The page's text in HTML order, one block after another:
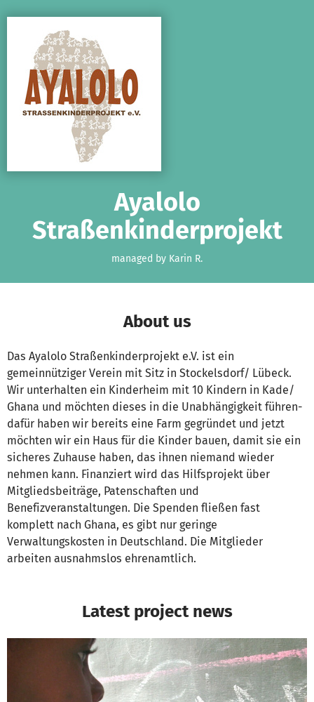
Ayalolo
Straßenkinderprojekt
managed by Karin R.
About us
Das Ayalolo Straßenkinderprojekt e.V. ist ein
gemeinnütziger Verein mit Sitz in Stockelsdorf/ Lübeck.
Wir unterhalten ein Kinderheim mit 10 Kindern in Kade/
Ghana und möchten dieses in die Unabhängigkeit führen-
dafür haben wir bereits eine Farm gegründet und jetzt
möchten wir ein Haus für die Kinder bauen, damit sie ein
sicheres Zuhause haben, das ihnen niemand wieder
nehmen kann. Finanziert wird das Hilfsprojekt über
Mitgliedsbeiträge, Patenschaften und
Benefizveranstaltungen. Die Spenden fließen fast
komplett nach Ghana, es gibt nur geringe
Verwaltungskosten in Deutschland. Die Mitglieder
arbeiten ausnahmslos ehrenamtlich.
Latest project news